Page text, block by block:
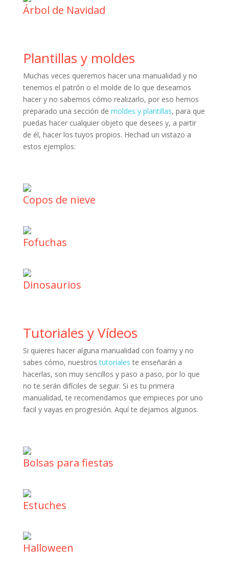
Árbol de Navidad
Plantillas y moldes
Muchas veces queremos hacer una manualidad y no
tenemos el patrón o el molde de lo que deseamos
hacer y no sabemos cómo realizarlo, por eso hemos
preparado una sección de moldes y plantillas, para que
puedas hacer cualquier objeto que desees y, a partir
de él, hacer los tuyos propios. Hechad un vistazo a
estos ejemplos:
Copos de nieve
Fofuchas
Dinosaurios
Tutoriales y Vídeos
Si quieres hacer alguna manualidad con foamy y no
sabes cómo, nuestrostutoriales te enseñarán a
hacerlas, son muy sencillos y paso a paso, por lo que
no te serán difíciles de seguir. Si es tu primera
manualidad, te recomendamos que empieces por uno
facil y vayas en progresión. Aquí te dejamos algunos.
Bolsas para fiestas
Estuches
Halloween